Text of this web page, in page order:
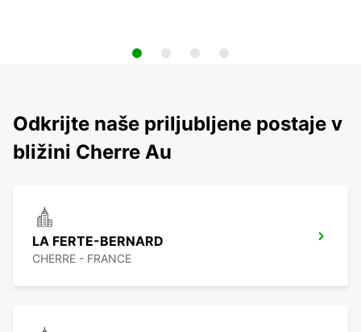
Odkrijte naše priljubljene postaje v
bližini Cherre Au
LA FERTE-BERNARD
CHERRE - FRANCE